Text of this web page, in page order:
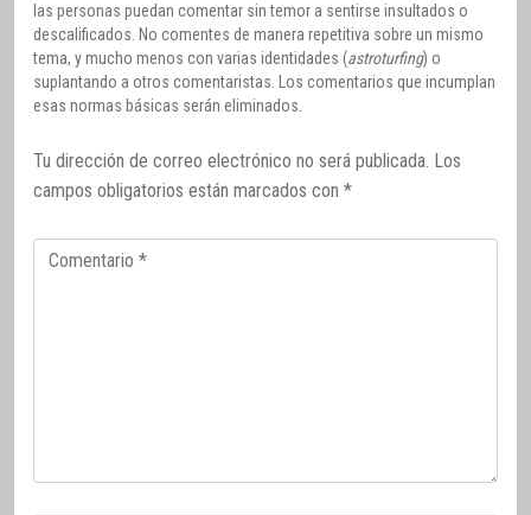
las personas puedan comentar sin temor a sentirse insultados o
descalificados. No comentes de manera repetitiva sobre un mismo
tema, y mucho menos con varias identidades (astroturfing) o
suplantando a otros comentaristas. Los comentarios que incumplan
esas normas básicas serán eliminados.
Tu dirección de correo electrónico no será publicada. Los
campos obligatorios están marcados con *
Comentario